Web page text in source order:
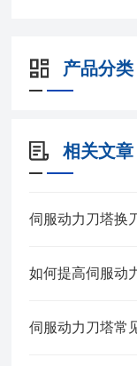
产品分类
相关文章
伺服动力刀塔换
如何提高伺服动
伺服动力刀塔常